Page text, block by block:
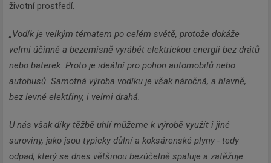
životní prostředí.
„Vodík je velkým tématem po celém světě, protože dokáže
velmi účinně a bezemisně vyrábět elektrickou energii bez drátů
nebo baterek. Proto je ideální pro pohon automobilů nebo
autobusů. Samotná výroba vodíku je však náročná, a hlavně,
bez levné elektřiny, i velmi drahá.
U nás však díky těžbě uhlí můžeme k výrobě využít i jiné
suroviny, jako jsou typicky důlní a koksárenské plyny - tedy
odpad, který se dnes většinou bezúčelně spaluje a zatěžuje